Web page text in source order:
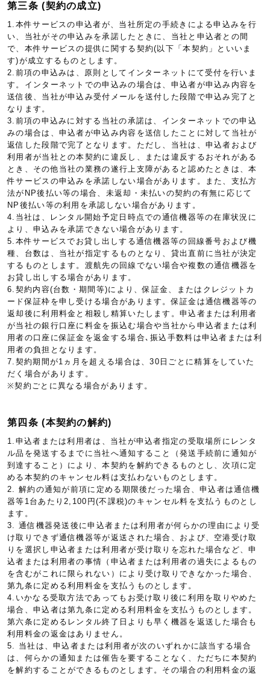
第三条 (契約の成立)
1.本件サービスの申込者が、当社所定の手続きによる申込みを行
い、当社がその申込みを承諾したときに、当社と申込者との間
で、本件サービスの提供に関する契約(以下「本契約」といいま
す)が成立するものとします。
2.前項の申込みは、原則としてインターネットにて受付を行いま
す。インターネットでの申込みの場合は、申込者が申込み内容を
送信後、当社が申込み受付メールを送付した段階で申込み完了と
なります。
3.前項の申込みに対する当社の承諾は、インターネットでの申込
みの場合は、申込者が申込み内容を送信したことに対して当社が
返信した段階で完了となります。ただし、当社は、申込者および
利用者が当社との本契約に違反し、または違反するおそれがある
とき、その他当社の業務の遂行上支障があると認めたときは、本
件サービスの申込みを承諾しない場合があります。また、支払方
法がNP後払い等の場合、未返却・未払いの契約の有無に応じて
NP後払い等の利用を承認しない場合があります。
4.当社は、レンタル開始予定日時点での通信機器等の在庫状況に
より、申込みを承諾できない場合があります。
5.本件サービスでお貸し出しする通信機器等の回線番号および機
種、台数は、当社が指定するものとなり、貸出直前に当社が決定
するものとします。渡航先の回線でない場合や複数の通信機器を
お貸し出しする場合があります。
6.契約内容(台数・期間等)により、保証金、またはクレジットカ
ード保証枠を申し受ける場合があります。保証金は通信機器等の
返却後に利用料金と相殺し精算いたします。申込者または利用者
が当社の銀行口座に料金を振込む場合や当社から申込者または利
用者の口座に保証金を返金する場合､振込手数料は申込者または利
用者の負担となります。
7.契約期間が1ヵ月を超える場合は、30日ごとに精算をしていた
だく場合があります。
※契約ごとに異なる場合があります。
第四条 (本契約の解約)
1.申込者または利用者は、当社が申込者指定の受取場所にレンタ
ル品を発送するまでに当社へ通知すること（発送手続前に通知が
到達すること）により、本契約を解約できるものとし、次項に定
める本契約のキャンセル料は支払わないものとします。
2. 解約の通知が前項に定める期限後だった場合、申込者は通信機
器等1台あたり2,100円(不課税)のキャンセル料を支払うものとし
ます。
3. 通信機器発送後に申込者または利用者が何らかの理由により受
け取りできず通信機器等が返送された場合、および、空港受け取
りを選択し申込者または利用者が受け取りを忘れた場合など、申
込者または利用者の事情（申込者または利用者の過失によるもの
を含むがこれに限られない）により受け取りできなかった場合、
第九条に定める利用料金を支払うものとします。
4.いかなる受取方法であってもお受け取り後に利用を取りやめた
場合、申込者は第九条に定める利用料金を支払うものとします。
第六条に定めるレンタル終了日よりも早く機器を返送した場合も
利用料金の返金はありません。
5. 当社は、申込者または利用者が次のいずれかに該当する場合
は、何らかの通知または催告を要することなく、ただちに本契約
を解約することができるものとします。その場合の利用料金の返